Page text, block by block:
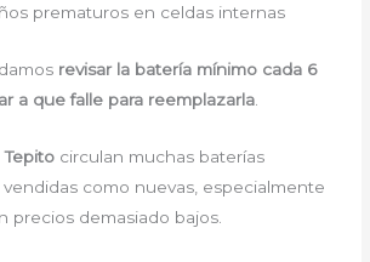
prematuros en celdas internas
revisar la batería mínimo cada 6
a que falle para reemplazarla
Tepito circulan muchas baterías
como nuevas, especialmente
precios demasiado bajos.